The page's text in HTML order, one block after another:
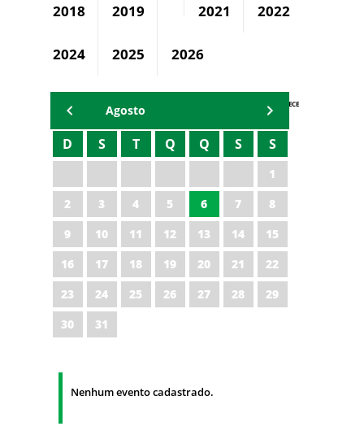
2018
2019 2021 2022
2024 2025 2026
AGENDA IPECE
Agosto
D S T Q Q S S
1
2
3 4 5 6 7
8
9
10 11 12 13 14
15
16
17 18 19 20 21
22
23
24 25 26 27 28
29
30
31
Nenhum evento cadastrado.